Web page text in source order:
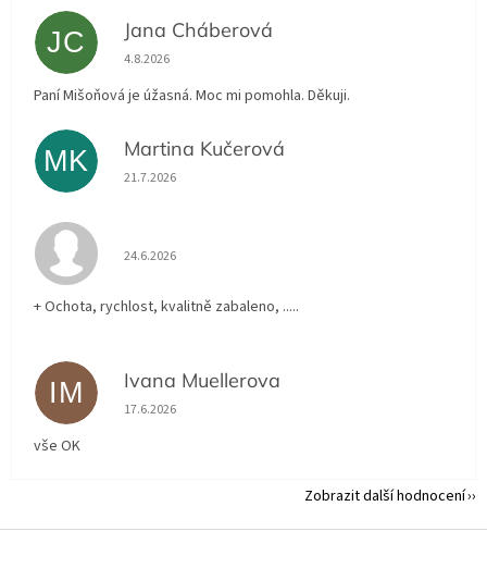
JC Jana Cháberová
Hodnocení obchodu je 5 z 5 hvězdiček.
4.8.2026
Paní Mišoňová je úžasná. Moc mi pomohla. Děkuji.
MK Martina Kučerová
Hodnocení obchodu je 5 z 5 hvězdiček.
21.7.2026
Hodnocení obchodu je 5 z 5 hvězdiček.
24.6.2026
+ Ochota, rychlost, kvalitně zabaleno, .....
IM Ivana Muellerova
Hodnocení obchodu je 5 z 5 hvězdiček.
17.6.2026
vše OK
Zobrazit další hodnocení
Z